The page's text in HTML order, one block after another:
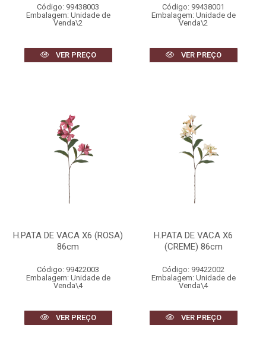
Código: 99438003
Embalagem: Unidade de
Venda\2
VER PREÇO
Código: 99438001
Embalagem: Unidade de
Venda\2
VER PREÇO
H.PATA DE VACA X6 (ROSA)
86cm
Código: 99422003
Embalagem: Unidade de
Venda\4
VER PREÇO
H.PATA DE VACA X6
(CREME) 86cm
Código: 99422002
Embalagem: Unidade de
Venda\4
VER PREÇO